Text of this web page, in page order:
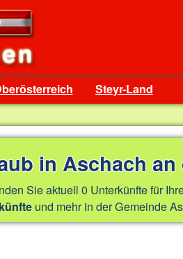
Steyr-Land
in Aschach an
Sie aktuell 0 Unterkünfte für
und mehr in der Gemeinde